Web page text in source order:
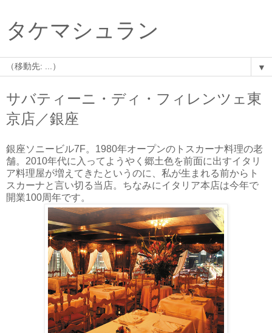
タケマシュラン
▼
サバティーニ・ディ・フィレンツェ東
京店／銀座
銀座ソニービル7F。1980年オープンのトスカーナ料理の老
舗。2010年代に入ってようやく郷土色を前面に出すイタリ
ア料理屋が増えてきたというのに、私が生まれる前からト
スカーナと言い切る当店。ちなみにイタリア本店は今年で
開業100周年です。